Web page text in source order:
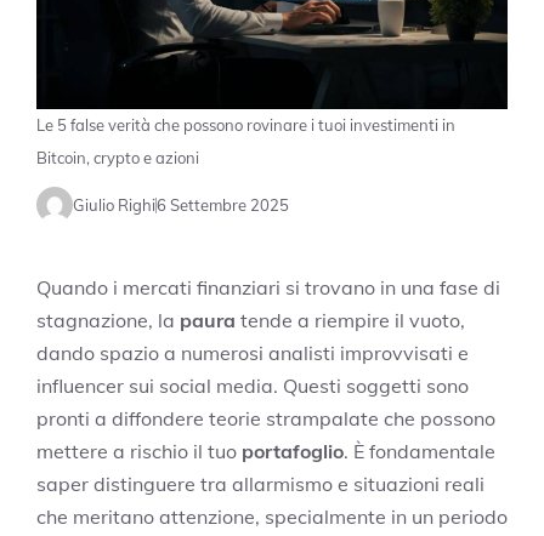
Le 5 false verità che possono rovinare i tuoi investimenti in
Bitcoin, crypto e azioni
Giulio Righi6 Settembre 2025
Quando i mercati finanziari si trovano in una fase di
stagnazione, la paura tende a riempire il vuoto,
dando spazio a numerosi analisti improvvisati e
influencer sui social media. Questi soggetti sono
pronti a diffondere teorie strampalate che possono
mettere a rischio il tuo portafoglio. È fondamentale
saper distinguere tra allarmismo e situazioni reali
che meritano attenzione, specialmente in un periodo